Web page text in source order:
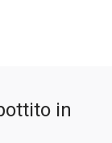
in